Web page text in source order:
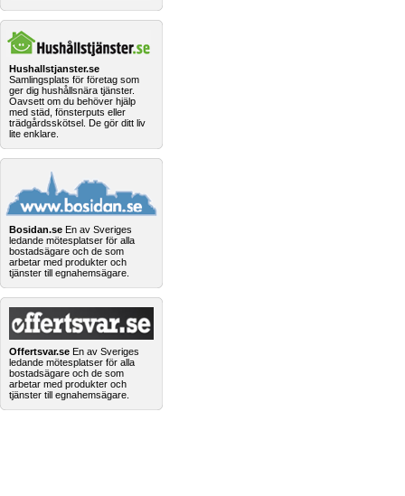
Hushallstjanster.se
Samlingsplats för företag som
ger dig hushållsnära tjänster.
Oavsett om du behöver hjälp
med städ, fönsterputs eller
trädgårdsskötsel. De gör ditt liv
lite enklare.
Bosidan.se En av Sveriges
ledande mötesplatser för alla
bostadsägare och de som
arbetar med produkter och
tjänster till egnahemsägare.
Offertsvar.se En av Sveriges
ledande mötesplatser för alla
bostadsägare och de som
arbetar med produkter och
tjänster till egnahemsägare.